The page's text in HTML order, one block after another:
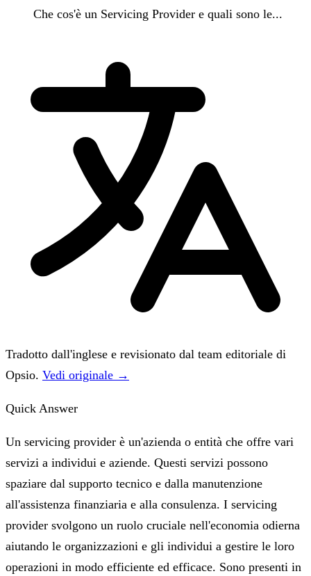
Che cos'è un Servicing Provider e quali sono le...
Tradotto dall'inglese e revisionato dal team editoriale di
Opsio. Vedi originale →
Quick Answer
Un servicing provider è un'azienda o entità che offre vari
servizi a individui e aziende. Questi servizi possono
spaziare dal supporto tecnico e dalla manutenzione
all'assistenza finanziaria e alla consulenza. I servicing
provider svolgono un ruolo cruciale nell'economia odierna
aiutando le organizzazioni e gli individui a gestire le loro
operazioni in modo efficiente ed efficace. Sono presenti in